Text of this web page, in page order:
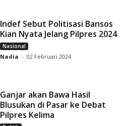
Indef Sebut Politisasi Bansos
Kian Nyata Jelang Pilpres 2024
Nasional
Nadia - 02 Februari 2024
Ganjar akan Bawa Hasil
Blusukan di Pasar ke Debat
Pilpres Kelima